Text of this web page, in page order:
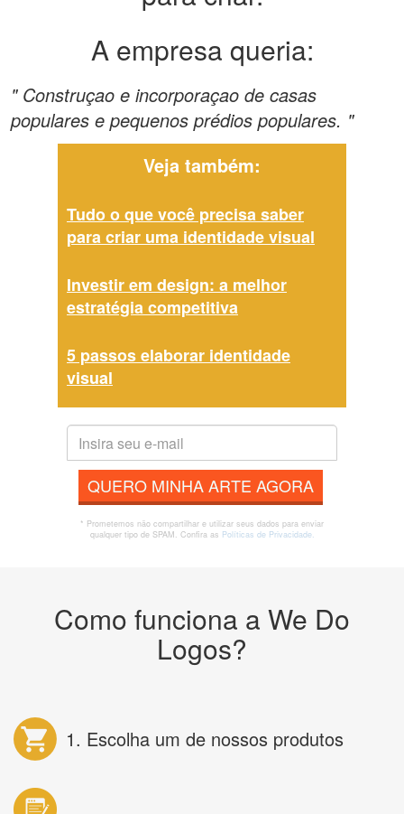
A empresa queria:
" Construçao e incorporaçao de casas
populares e pequenos prédios populares. "
Veja também:
Tudo o que você precisa saber
para criar uma identidade visual
Investir em design: a melhor
estratégia competitiva
5 passos elaborar identidade
visual
QUERO MINHA ARTE AGORA
* Prometemos não compartilhar e utilizar seus dados para enviar
qualquer tipo de SPAM. Confira as Políticas de Privacidade.
Como funciona a We Do
Logos?
1. Escolha um de nossos produtos